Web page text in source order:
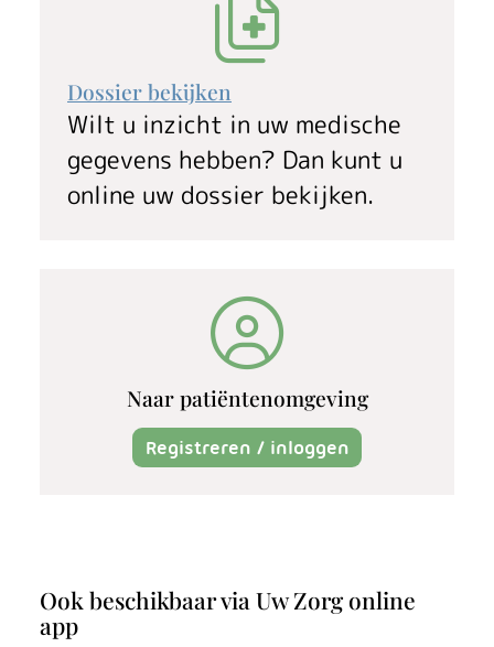
Dossier bekijken
Wilt u inzicht in uw medische
gegevens hebben? Dan kunt u
online uw dossier bekijken.
Naar patiëntenomgeving
Registreren / inloggen
Ook beschikbaar via Uw Zorg online
app